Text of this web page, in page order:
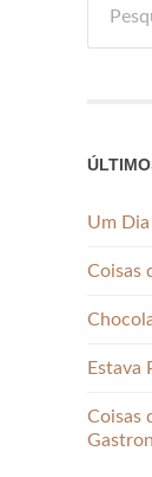
por:
Um
Coisas
Estava
Coisas